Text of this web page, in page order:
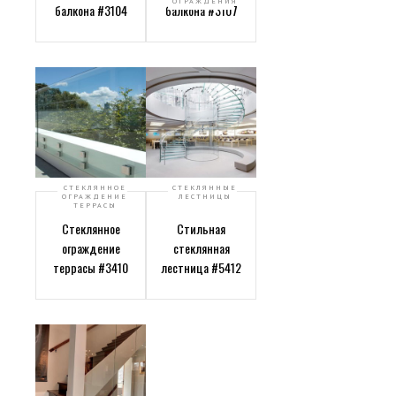
балкона #3104
балкона #3107
СТЕКЛЯННОЕ
ОГРАЖДЕНИЕ
ТЕРРАСЫ
Стеклянное
ограждение
террасы #3410
СТЕКЛЯННЫЕ
ЛЕСТНИЦЫ
Стильная
стеклянная
лестница #5412